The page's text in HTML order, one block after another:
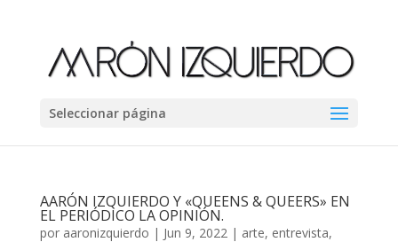
Seleccionar página
AARÓN IZQUIERDO Y «QUEENS & QUEERS» EN
EL PERIÓDICO LA OPINIÓN.
por aaronizquierdo | Jun 9, 2022| arte, entrevista,